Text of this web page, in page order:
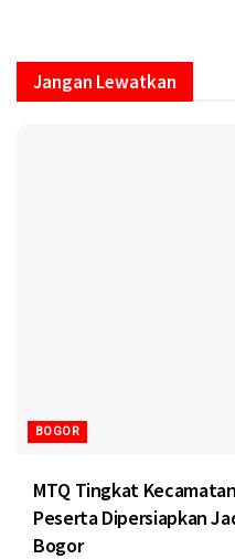
Jangan Lewatkan
BOGOR
MTQ Tingkat
Peserta Dipersiapkan
Bogor